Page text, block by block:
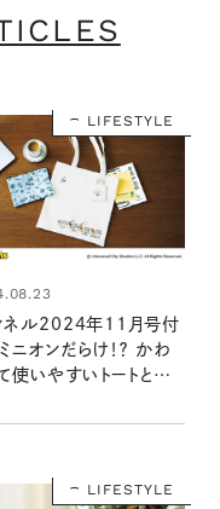
LIFESTYLE
ンネル2024年11月号付
ニオンだらけ！？ かわ
使いやすいトートとポ
発売リンネル2024
LIFESTYLE